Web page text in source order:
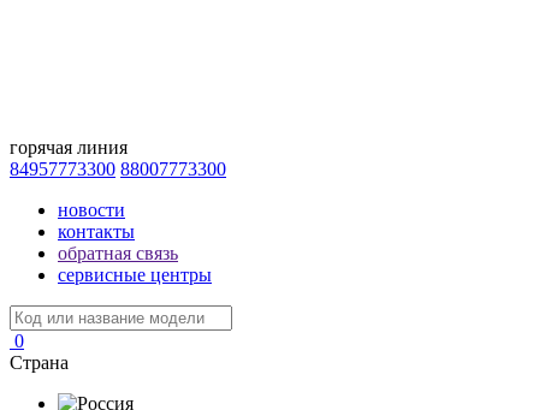
горячая линия
84957773300 88007773300
новости
контакты
обратная связь
сервисные центры
0
Страна